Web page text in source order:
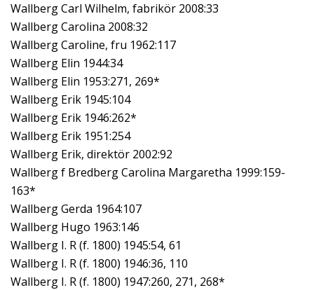
Wallberg Carl Wilhelm, fabrikör 2008:33
Wallberg Carolina 2008:32
Wallberg Caroline, fru 1962:117
Wallberg Elin 1944:34
Wallberg Elin 1953:271, 269*
Wallberg Erik 1945:104
Wallberg Erik 1946:262*
Wallberg Erik 1951:254
Wallberg Erik, direktör 2002:92
Wallberg f Bredberg Carolina Margaretha 1999:159-
163*
Wallberg Gerda 1964:107
Wallberg Hugo 1963:146
Wallberg I. R (f. 1800) 1945:54, 61
Wallberg I. R (f. 1800) 1946:36, 110
Wallberg I. R (f. 1800) 1947:260, 271, 268*